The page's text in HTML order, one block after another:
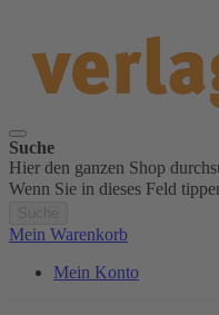
Suche
Hier den ganzen Shop
Wenn Sie in dieses Feld
Mein Warenkorb
Mein Konto